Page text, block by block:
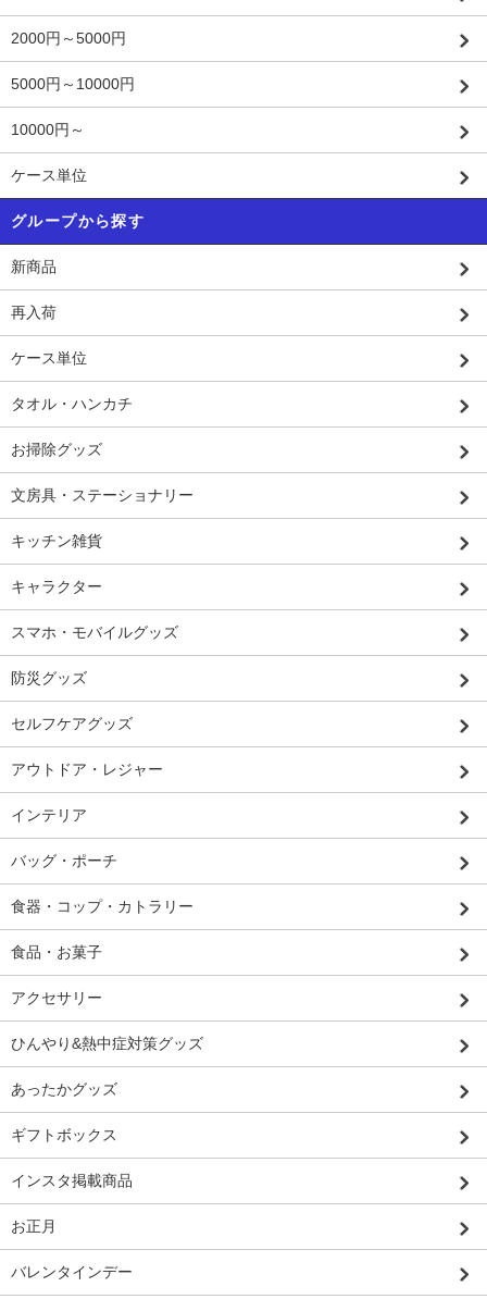
2000円～5000円
5000円～10000円
10000円～
ケース単位
グループから探す
新商品
再入荷
ケース単位
タオル・ハンカチ
お掃除グッズ
文房具・ステーショナリー
キッチン雑貨
キャラクター
スマホ・モバイルグッズ
防災グッズ
セルフケアグッズ
アウトドア・レジャー
インテリア
バッグ・ポーチ
食器・コップ・カトラリー
食品・お菓子
アクセサリー
ひんやり&熱中症対策グッズ
あったかグッズ
ギフトボックス
インスタ掲載商品
お正月
バレンタインデー